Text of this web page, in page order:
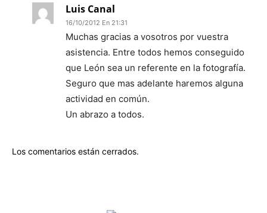
Luis Canal
16/10/2012 En 21:31
Muchas gracias a vosotros por vuestra
asistencia. Entre todos hemos conseguido
que León sea un referente en la fotografía.
Seguro que mas adelante haremos alguna
actividad en común.
Un abrazo a todos.
Los comentarios están cerrados.